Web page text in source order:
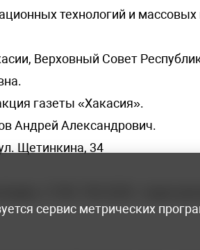
технологий и
Верховный Совет
газеты «Хакасия».
Андрей Александрович.
Щетинкина, 34
сервис метрических